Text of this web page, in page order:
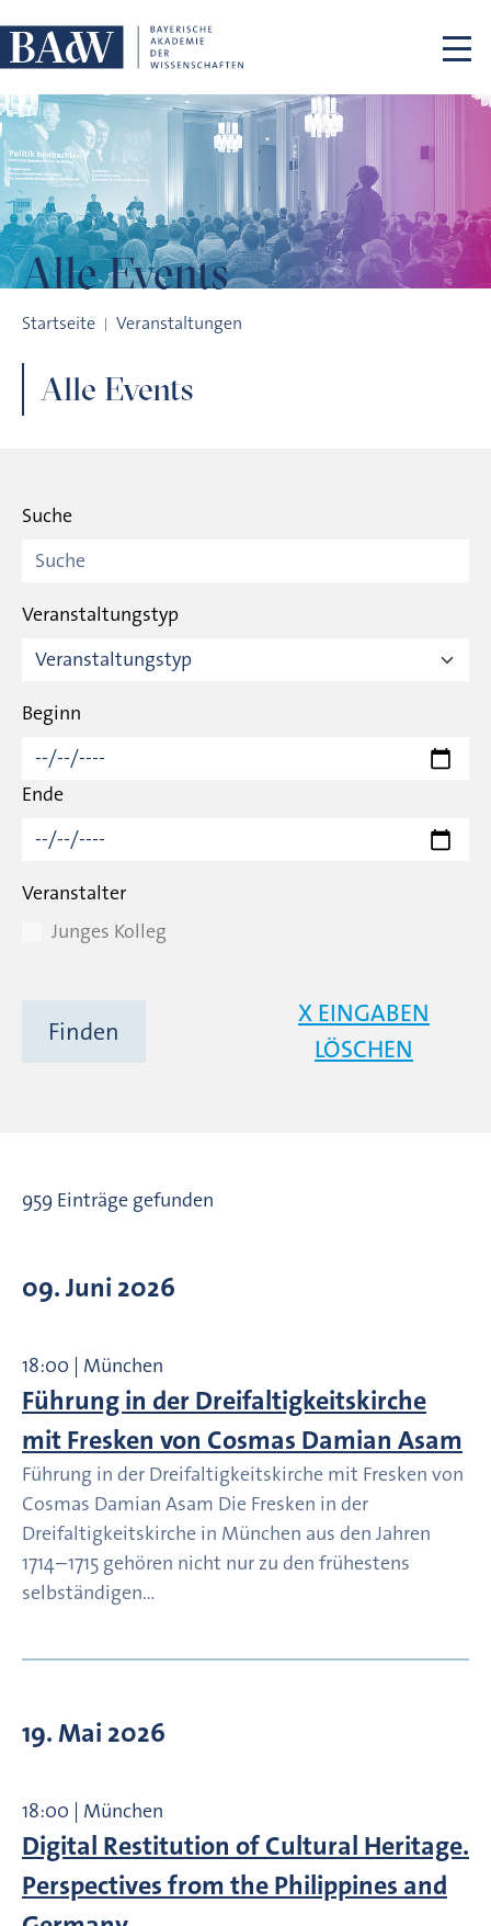
Alle Events
Startseite Veranstaltungen
Alle Events
Suche
Veranstaltungstyp
Beginn
Ende
Veranstalter
Junges Kolleg
X EINGABEN
LÖSCHEN
959 Einträge gefunden
09. Juni 2026
18:00 | München
Führung in der Dreifaltigkeitskirche
mit Fresken von Cosmas Damian Asam
Führung in der Dreifaltigkeitskirche mit Fresken von
Cosmas Damian Asam Die Fresken in der
Dreifaltigkeitskirche in München aus den Jahren
1714–1715 gehören nicht nur zu den frühestens
selbständigen…
19. Mai 2026
18:00 | München
Digital Restitution of Cultural Heritage.
Perspectives from the Philippines and